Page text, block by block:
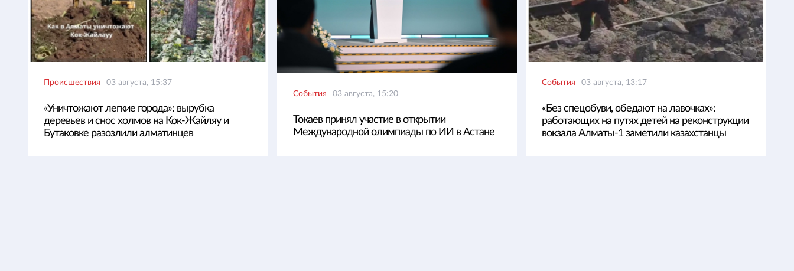
Происшествия 03 августа, 15:37
«Уничтожают легкие города»: вырубка
деревьев и снос холмов на Кок-Жайляу и
Бутаковке разозлили алматинцев
События 03 августа, 15:20
Токаев принял участие в открытии
Международной олимпиады по ИИ в Астане
События 03 августа, 13:17
«Без спецобуви, обедают на лавочках»:
работающих на путях детей на реконструкции
вокзала Алматы-1 заметили казахстанцы